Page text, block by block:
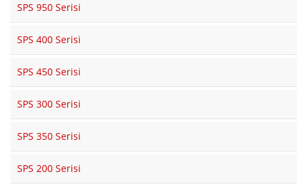
SPS 950 Serisi
SPS 400 Serisi
SPS 450 Serisi
SPS 300 Serisi
SPS 350 Serisi
SPS 200 Serisi